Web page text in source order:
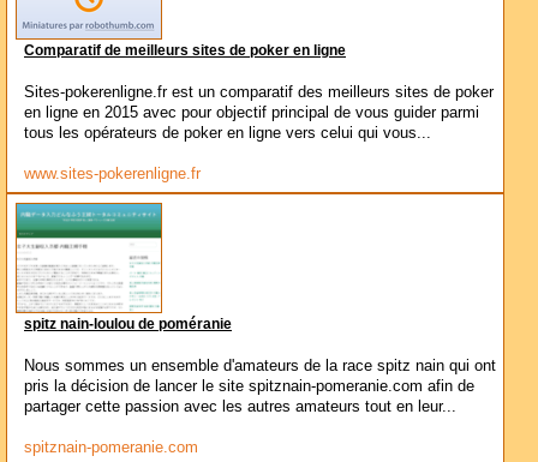
Comparatif de meilleurs sites de poker en ligne
Sites-pokerenligne.fr est un comparatif des meilleurs sites de poker
en ligne en 2015 avec pour objectif principal de vous guider parmi
tous les opérateurs de poker en ligne vers celui qui vous...
www.sites-pokerenligne.fr
spitz nain-loulou de poméranie
Nous sommes un ensemble d'amateurs de la race spitz nain qui ont
pris la décision de lancer le site spitznain-pomeranie.com afin de
partager cette passion avec les autres amateurs tout en leur...
spitznain-pomeranie.com